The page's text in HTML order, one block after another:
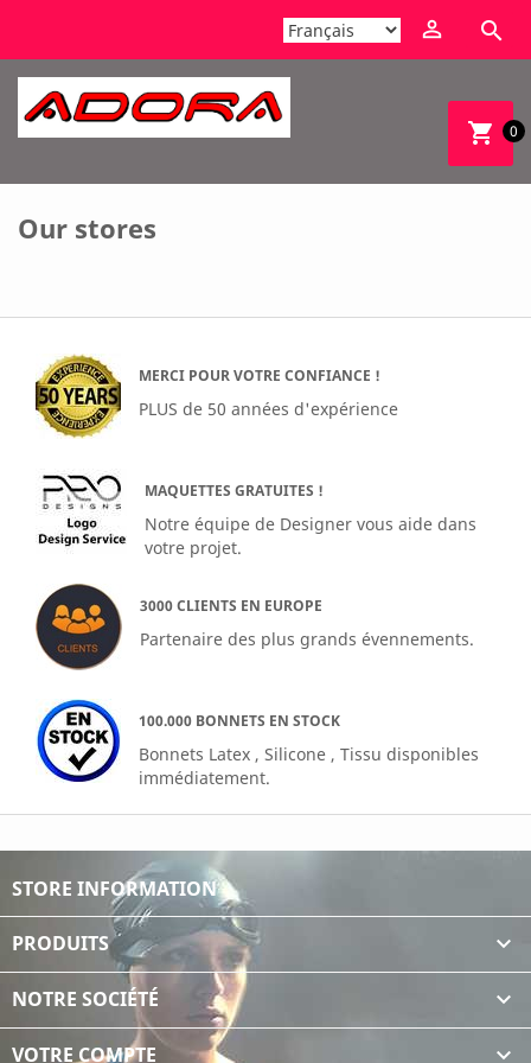
 
shopping_cart 0
Our stores
MERCI POUR VOTRE CONFIANCE !
PLUS de 50 années d'expérience
MAQUETTES GRATUITES !
Notre équipe de Designer vous aide dans
votre projet.
3000 CLIENTS EN EUROPE
Partenaire des plus grands évennements.
100.000 BONNETS EN STOCK
Bonnets Latex , Silicone , Tissu disponibles
immédiatement.
STORE INFORMATION
PRODUITS 
NOTRE SOCIÉTÉ 
VOTRE COMPTE 